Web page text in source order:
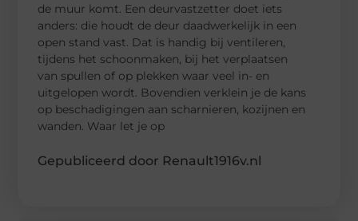
de muur komt. Een deurvastzetter doet iets
anders: die houdt de deur daadwerkelijk in een
open stand vast. Dat is handig bij ventileren,
tijdens het schoonmaken, bij het verplaatsen
van spullen of op plekken waar veel in- en
uitgelopen wordt. Bovendien verklein je de kans
op beschadigingen aan scharnieren, kozijnen en
wanden. Waar let je op
Gepubliceerd door Renault1916v.nl